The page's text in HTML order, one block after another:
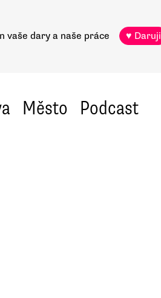
vaše dary a naše práce ♥ Daruji
Město Podcast